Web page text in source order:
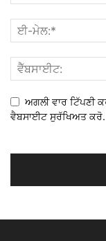
ਅਗਲੀ ਵਾਰ ਟਿੱਪਣੀ
ਵੈਬਸਾਈਟ ਸੁਰੱਖਿਅਤ ਕਰੋ.